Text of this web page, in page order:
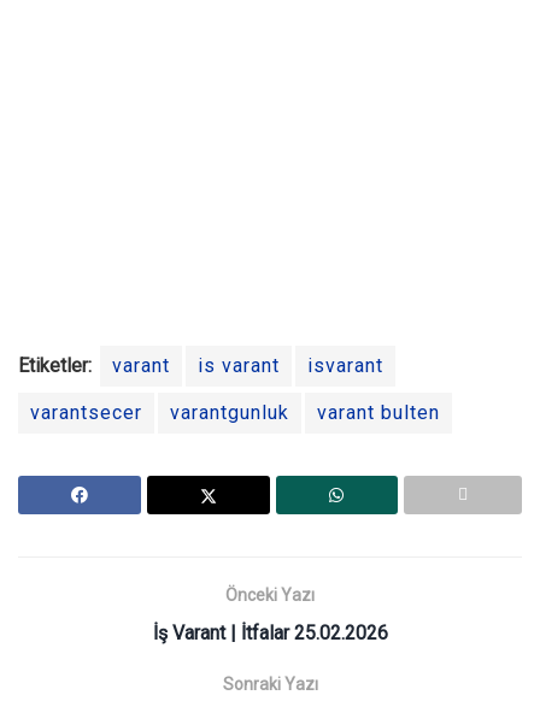
Etiketler: varant is varant isvarant
varantsecer varantgunluk varant bulten
Önceki Yazı
İş Varant | İtfalar 25.02.2026
Sonraki Yazı